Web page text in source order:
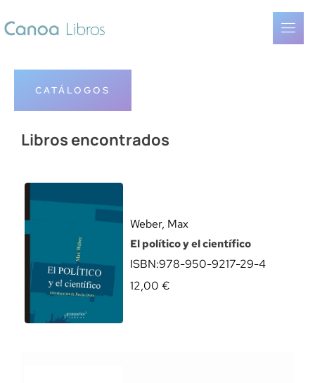
CATÁLOGOS
Libros encontrados
Weber, Max
El político y el científico
ISBN:978-950-9217-29-4
12,00 €